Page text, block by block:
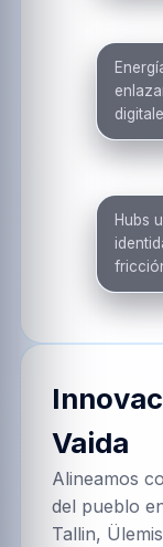
Hubs
Vaida
Alineamos
del pueblo
Tallin,